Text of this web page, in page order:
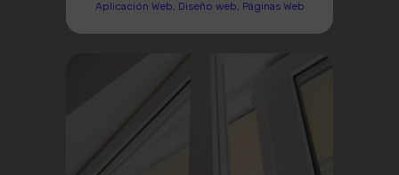
Aplicación Web, Diseño web, Páginas Web